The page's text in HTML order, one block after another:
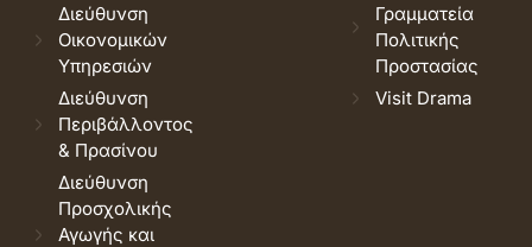
Διεύθυνση
Οικονομικών
Υπηρεσιών
Διεύθυνση
Περιβάλλοντος
& Πρασίνου
Διεύθυνση
Προσχολικής
Αγωγής και
Γραμματεία
Πολιτικής
Προστασίας
Visit Drama